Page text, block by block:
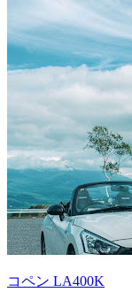
コペン LA400K